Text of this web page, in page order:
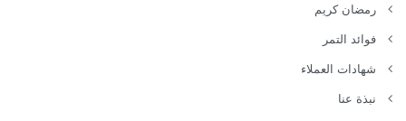
رمضان كريم
فوائد التمر
شهادات العملاء
نبذة عنا